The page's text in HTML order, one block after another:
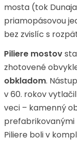
mosta (tok
priamopásovou
bez zvislíc s
Piliere mostov
zhotovené
obkladom.
v 60. rokov
veci – kamenný
Piliere boli v